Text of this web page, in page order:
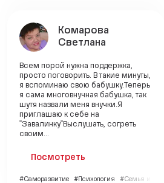
Комарова
Светлана
Всем порой нужна поддержка,
просто поговорить. В такие минуты,
я вспоминаю свою бабушку.Теперь
я сама многовнучная бабушка, так
шутя назвали меня внучки.Я
приглашаю к себе на
"Завалинку"Выслушать, согреть
своим...
Посмотреть
#Саморазвитие #Психология #Семья и дети